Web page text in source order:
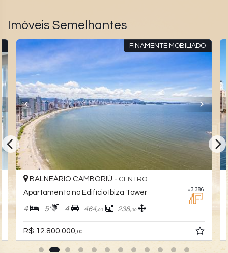
Imóveis Semelhantes
FINAMENTE MOBILIADO
#3.386
BALNEÁRIO CAMBORIÚ - CENTRO
Apartamento no Edifício Ibiza Tower
4 5 4 464,00 238,00
R$ 12.800.000, 00